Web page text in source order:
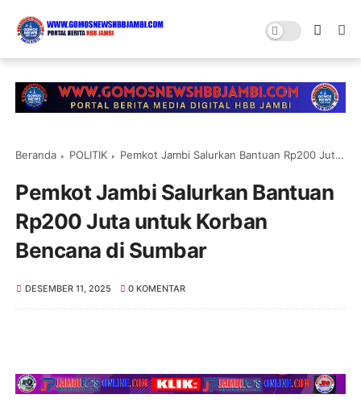
Beranda POLITIK Pemkot Jambi Salurkan Bantuan Rp200 Juta untuk Korban Bencana di Sumbar
Pemkot Jambi Salurkan Bantuan
Rp200 Juta untuk Korban
Bencana di Sumbar
DESEMBER 11, 2025 0 KOMENTAR